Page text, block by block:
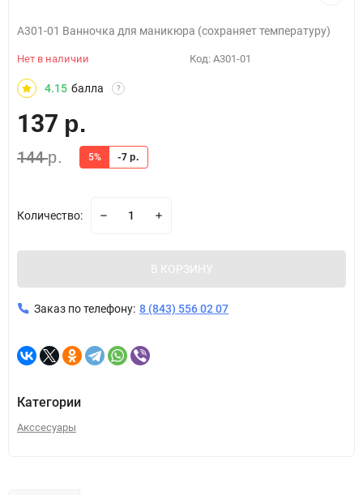
А301-01 Ванночка для маникюра (сохраняет температуру)
Нет в наличии Код: А301-01
4.15 балла ?
137 р.
144р. 5% -7 р.
Количество:
В КОРЗИНУ
Заказ по телефону: 8 (843) 556 02 07
Категории
Акссесуары